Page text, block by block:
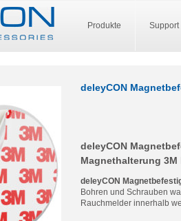
Produkte Support
deleyCON
deleyCON
Magnethalterung 3M
deleyCON
Bohren und Schrauben
Rauchmelder innerhalb